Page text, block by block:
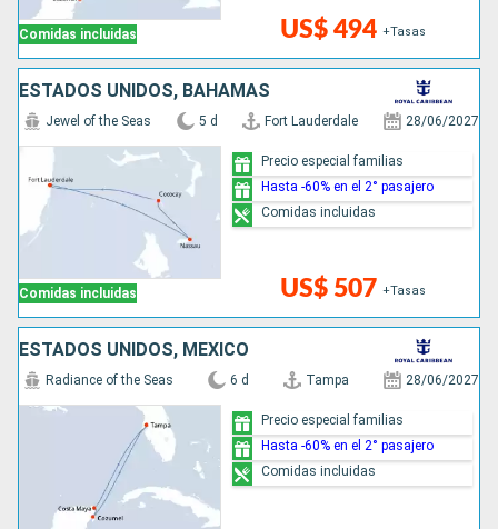
Comidas incluidas US$ 494 +Tasas
ESTADOS UNIDOS, BAHAMAS
Comidas incluidas
Jewel of the Seas 5 d Fort Lauderdale 28/06/2027
US$ 507 +Tasas
Precio especial familias
Hasta -60% en el 2° pasajero
Comidas incluidas
ESTADOS UNIDOS, MÉXICO
Radiance of the Seas 6 d Tampa 28/06/2027
Precio especial familias
Hasta -60% en el 2° pasajero
Comidas incluidas